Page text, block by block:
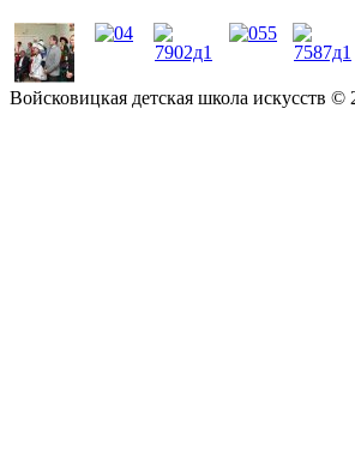
Войсковицкая детская школа искусств ©